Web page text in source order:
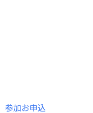
参加お申込